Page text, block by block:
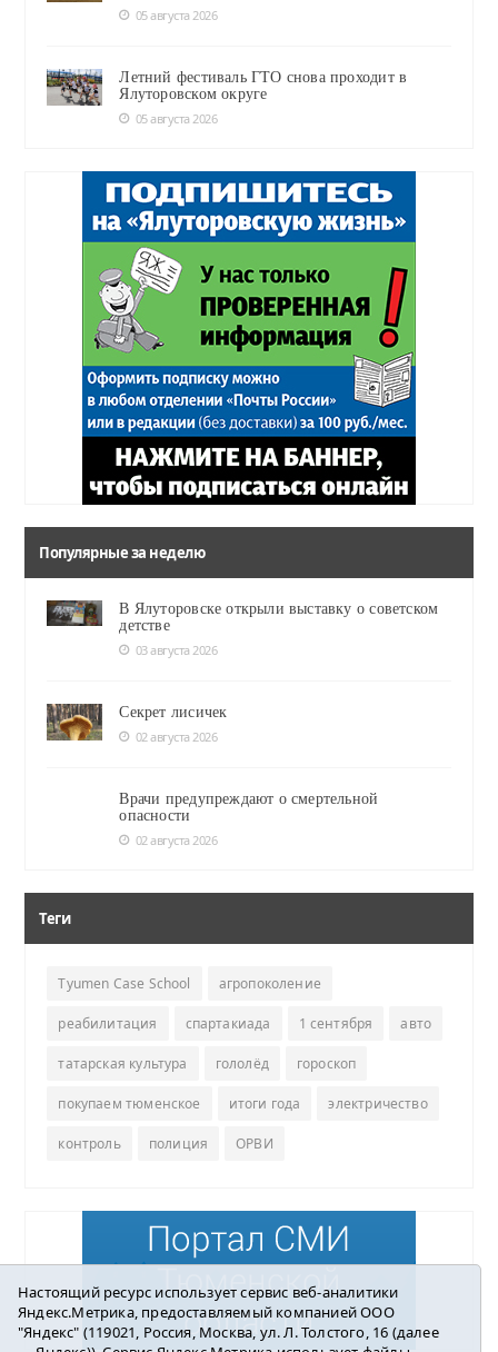
05 августа 2026
Летний фестиваль ГТО снова проходит в
Ялуторовском округе
05 августа 2026
Популярные за неделю
В Ялуторовске открыли выставку о советском
детстве
03 августа 2026
Секрет лисичек
02 августа 2026
Врачи предупреждают о смертельной
опасности
02 августа 2026
Теги
Tyumen Case School агропоколение
реабилитация спартакиада 1 сентября авто
татарская культура гололёд гороскоп
покупаем тюменское итоги года электричество
контроль полиция ОРВИ
Настоящий ресурс использует сервис веб-аналитики
Яндекс.Метрика, предоставляемый компанией ООО
"Яндекс" (119021, Россия, Москва, ул. Л. Толстого, 16 (далее